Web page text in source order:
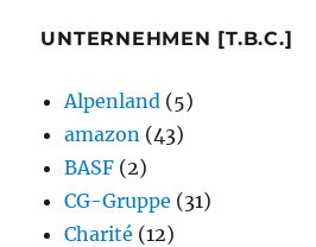
UNTERNEHMEN [T.B.C.]
Alpenland (5)
amazon (43)
BASF (2)
CG-Gruppe (31)
Charité (12)